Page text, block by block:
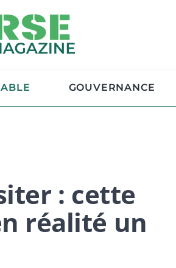
GOUVERNANCE
: cette
réalité un